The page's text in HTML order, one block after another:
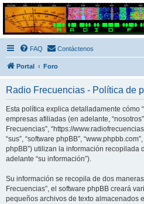
Radio Frecuencias
Foro de Radio Frecuencias
FAQ Contáctenos
Portal Foro
Radio Frecuencias - Política de
Esta política explica detalladamente cómo
empresas afiliadas (en adelante,
Frecuencias”, “https://
“sus”, “software phpBB”,
phpBB”) utilizan la información recopilada
adelante “su información”).
Su información se recopila de dos
Frecuencias”, el software phpBB creará
pequeños archivos de texto almacenados